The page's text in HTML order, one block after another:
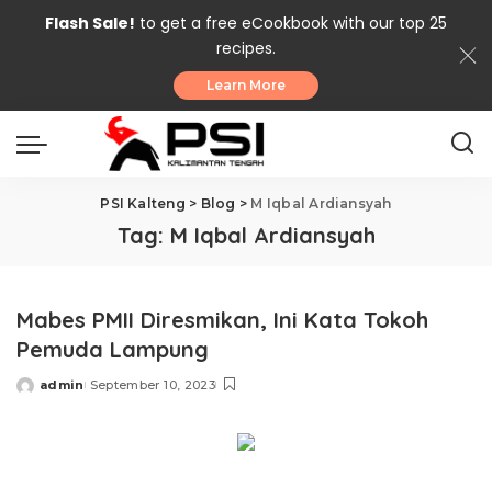
Flash Sale! to get a free eCookbook with our top 25
recipes.
Learn More
PSI Kalteng > Blog > M Iqbal Ardiansyah
Tag: M Iqbal Ardiansyah
Mabes PMII Diresmikan, Ini Kata Tokoh
Pemuda Lampung
Posted
admin September 10, 2023